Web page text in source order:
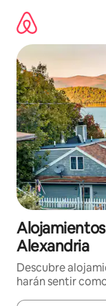
contenido
Alexandria
Descubre
harán sentir